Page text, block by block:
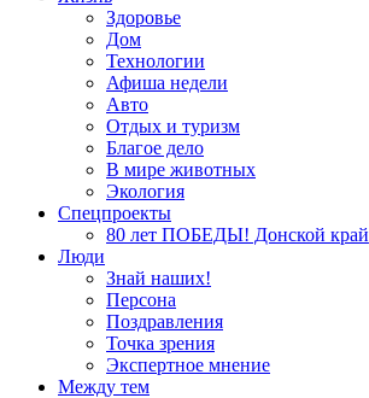
Здоровье
Дом
Технологии
Афиша недели
Авто
Отдых и туризм
Благое дело
В мире животных
Экология
Спецпроекты
80 лет ПОБЕДЫ! Донской край
Люди
Знай наших!
Персона
Поздравления
Точка зрения
Экспертное мнение
Между тем